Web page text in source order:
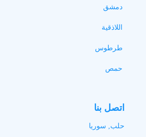
دمشق
اللاذقية
طرطوس
حمص
اتصل بنا
حلب, سوريا